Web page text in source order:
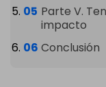
Parte V.
impacto
Conclusión